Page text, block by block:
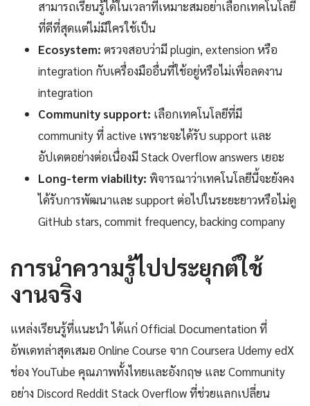
สามารถเรียนรู้ได้ในเวลาที่เหมาะสมอย่าเลือกเทคโนโลยี
ที่ดีที่สุดแต่ไม่มีใครใช้เป็น
Ecosystem: ตรวจสอบว่ามี plugin, extension หรือ
integration กับเครื่องมืออื่นที่ใช้อยู่หรือไม่เพื่อลดงาน
integration
Community support: เลือกเทคโนโลยีที่มี
community ที่ active เพราะจะได้รับ support และ
อัปเดตอย่างต่อเนื่องมี Stack Overflow answers เยอะ
Long-term viability: พิจารณาว่าเทคโนโลยีนี้จะยังคง
ได้รับการพัฒนาและ support ต่อไปในระยะยาวหรือไม่ดู
GitHub stars, commit frequency, backing company
การนำความรู้ไปประยุกต์ใช้
งานจริง
แหล่งเรียนรู้ที่แนะนำ ได้แก่ Official Documentation ที่
อัพเดทล่าสุดเสมอ Online Course จาก Coursera Udemy edX
ช่อง YouTube คุณภาพทั้งไทยและอังกฤษ และ Community
อย่าง Discord Reddit Stack Overflow ที่ช่วยแลกเปลี่ยน